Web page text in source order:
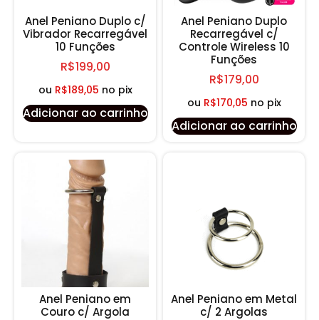
Anel Peniano Duplo c/
Vibrador Recarregável
10 Funções
R$199,00
ou R$189,05 no pix
Adicionar ao carrinho
Anel Peniano Duplo
Recarregável c/
Controle Wireless 10
Funções
R$179,00
ou R$170,05 no pix
Adicionar ao carrinho
Anel Peniano em
Couro c/ Argola
Anel Peniano em Metal
c/ 2 Argolas